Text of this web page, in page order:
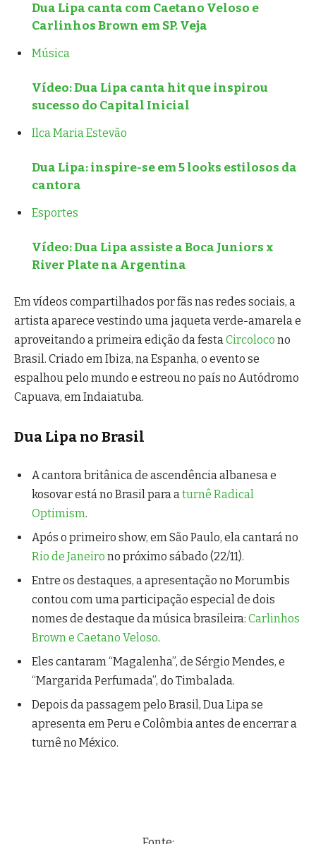
Dua Lipa canta com Caetano Veloso e
Carlinhos Brown em SP. Veja
Música
Vídeo: Dua Lipa canta hit que inspirou
sucesso do Capital Inicial
Ilca Maria Estevão
Dua Lipa: inspire-se em 5 looks estilosos da
cantora
Esportes
Vídeo: Dua Lipa assiste a Boca Juniors x
River Plate na Argentina
Em vídeos compartilhados por fãs nas redes sociais, a
artista aparece vestindo uma jaqueta verde-amarela e
aproveitando a primeira edição da festaCircoloco no
Brasil. Criado em Ibiza, na Espanha, o evento se
espalhou pelo mundo e estreou no país no Autódromo
Capuava, em Indaiatuba.
Dua Lipa no Brasil
A cantora britânica de ascendência albanesa e
kosovar está no Brasil para aturnê Radical
Optimism.
Após o primeiro show, em São Paulo, ela cantará no
Rio de Janeiro no próximo sábado (22/11).
Entre os destaques, a apresentação no Morumbis
contou com uma participação especial de dois
nomes de destaque da música brasileira: Carlinhos
Brown e Caetano Veloso.
Eles cantaram “Magalenha”, de Sérgio Mendes, e
“Margarida Perfumada”, do Timbalada.
Depois da passagem pelo Brasil, Dua Lipa se
apresenta em Peru e Colômbia antes de encerrar a
turnê no México.